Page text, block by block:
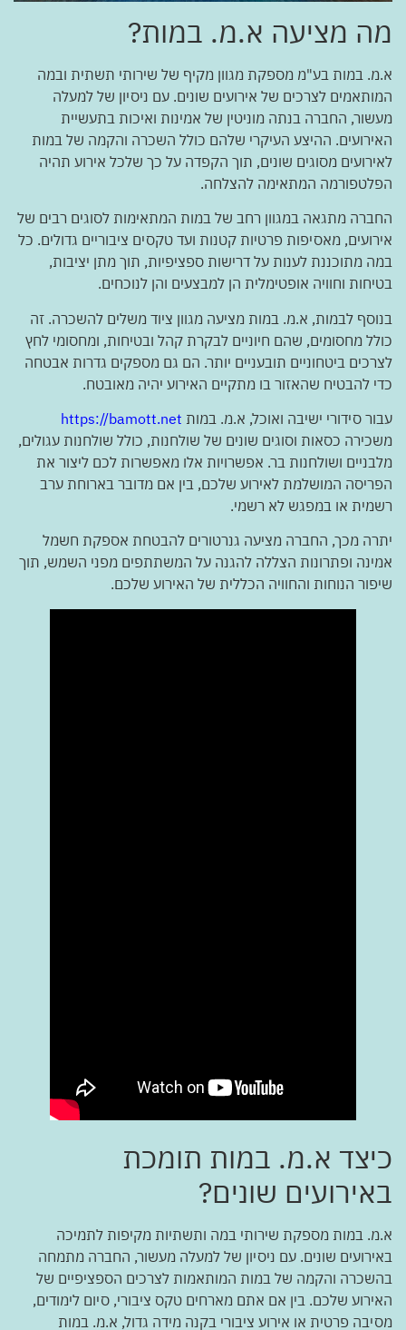
מה מציעה א.מ. במות?
א.מ. במות בע"מ מספקת מגוון מקיף של שירותי תשתית ובמה
המותאמים לצרכים של אירועים שונים. עם ניסיון של למעלה
מעשור, החברה בנתה מוניטין של אמינות ואיכות בתעשיית
האירועים. ההיצע העיקרי שלהם כולל השכרה והקמה של במות
לאירועים מסוגים שונים, תוך הקפדה על כך שלכל אירוע תהיה
הפלטפורמה המתאימה להצלחה.
החברה מתגאה במגוון רחב של במות המתאימות לסוגים רבים של
אירועים, מאסיפות פרטיות קטנות ועד טקסים ציבוריים גדולים. כל
במה מתוכננת לענות על דרישות ספציפיות, תוך מתן יציבות,
בטיחות וחוויה אופטימלית הן למבצעים והן לנוכחים.
בנוסף לבמות, א.מ. במות מציעה מגוון ציוד משלים להשכרה. זה
כולל מחסומים, שהם חיוניים לבקרת קהל ובטיחות, ומחסומי לחץ
לצרכים ביטחוניים תובעניים יותר. הם גם מספקים גדרות אבטחה
כדי להבטיח שהאזור בו מתקיים האירוע יהיה מאובטח.
עבור סידורי ישיבה ואוכל, א.מ. במות https://bamott.net
משכירה כסאות וסוגים שונים של שולחנות, כולל שולחנות עגולים,
מלבניים ושולחנות בר. אפשרויות אלו מאפשרות לכם ליצור את
הפריסה המושלמת לאירוע שלכם, בין אם מדובר בארוחת ערב
רשמית או במפגש לא רשמי.
יתרה מכך, החברה מציעה גנרטורים להבטחת אספקת חשמל
אמינה ופתרונות הצללה להגנה על המשתתפים מפני השמש, תוך
שיפור הנוחות והחוויה הכללית של האירוע שלכם.
כיצד א.מ. במות תומכת
באירועים שונים?
א.מ. במות מספקת שירותי במה ותשתיות מקיפות לתמיכה
באירועים שונים. עם ניסיון של למעלה מעשור, החברה מתמחה
בהשכרה והקמה של במות המותאמות לצרכים הספציפיים של
האירוע שלכם. בין אם אתם מארחים טקס ציבורי, סיום לימודים,
מסיבה פרטית או אירוע ציבורי בקנה מידה גדול, א.מ. במות